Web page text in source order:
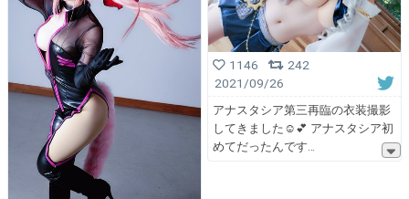
1146
242
2021/09/26
アナスタシア第三再臨の衣装撮影
してきました☺️💕 アナスタシア初
めてだったんです